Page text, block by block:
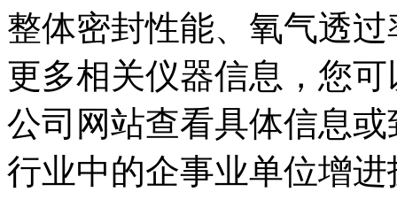
整体密封性能、氧气透
更多相关仪器信息，您
公司网站查看具体信息
行业中的企事业单位增